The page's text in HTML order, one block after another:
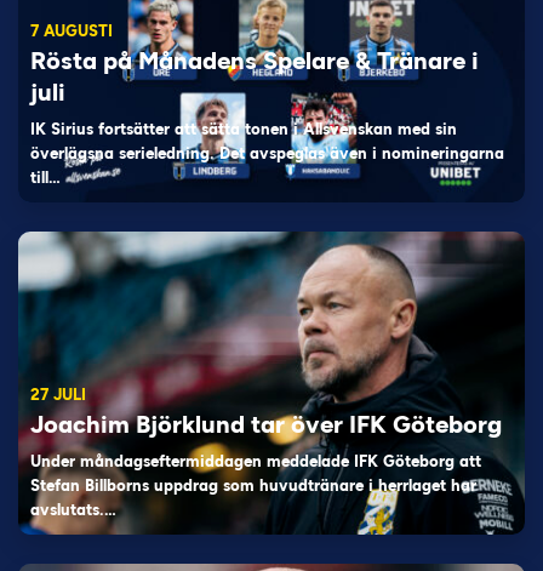
7 AUGUSTI
Rösta på Månadens Spelare & Tränare i
juli
IK Sirius fortsätter att sätta tonen i Allsvenskan med sin
överlägsna serieledning. Det avspeglas även i nomineringarna
till…
27 JULI
Joachim Björklund tar över IFK Göteborg
Under måndagseftermiddagen meddelade IFK Göteborg att
Stefan Billborns uppdrag som huvudtränare i herrlaget har
avslutats.…